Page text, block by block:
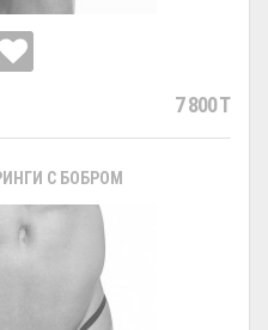
7 800 T
С БОБРОМ